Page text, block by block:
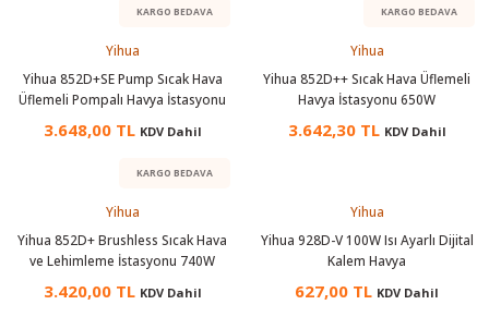
KARGO BEDAVA
Yihua
Yihua 852D+SE Pump Sıcak Hava
Üflemeli Pompalı Havya İstasyonu
3.648,00 TL KDV Dahil
KARGO BEDAVA
Yihua
Yihua 852D++ Sıcak Hava Üflemeli
Havya İstasyonu 650W
3.642,30 TL KDV Dahil
KARGO BEDAVA
Yihua
Yihua 852D+ Brushless Sıcak Hava
ve Lehimleme İstasyonu 740W
3.420,00 TL KDV Dahil
Yihua
Yihua 928D-V 100W Isı Ayarlı Dijital
Kalem Havya
627,00 TL KDV Dahil